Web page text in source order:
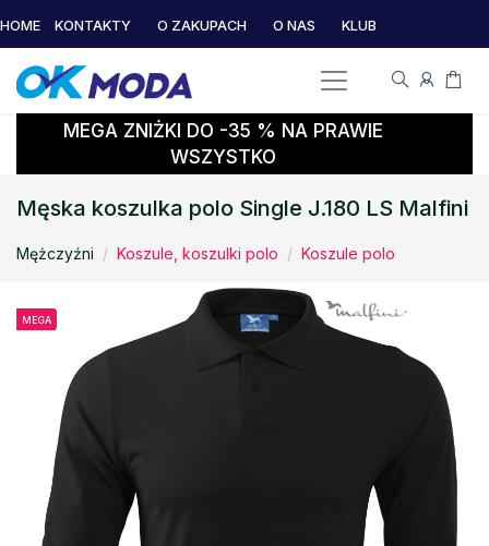
HOME KONTAKTY O ZAKUPACH O NAS KLUB
MEGA ZNIŻKI DO -35 % NA PRAWIE
WSZYSTKO
Męska koszulka polo Single J.180 LS Malfini
Mężczyźni Koszule, koszulki polo Koszule polo
MEGA